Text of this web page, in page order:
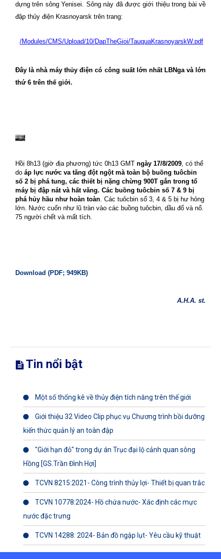
dựng trên sôngYenisei. Sông này đã được giới thiệu trong bài về
đập thủy điện Krasnoyarsk trên trang:
/Modules/CMS/Upload/10/DapTheGioi/TauquaKrasnoyarskW.pdf
Đây là nhà máy thủy điện có công suất lớn nhất LBNga và lớn
thứ 6 trên thế giới.
Hồi 8h13 (giờ địa phương) tức 0h13 GMT ngày 17/8/2009, có thể
do áp lực nước va tăng đột ngột mà toàn bộ buồng tuôcbin
số 2 bị phá tung, các thiết bị nặng chừng 900T gắn trong tổ
máy bị đập nát và hất văng. Các buồng tuôcbin số 7 & 9 bị
phá hủy hầu như hoàn toàn. Các tuôcbin số 3, 4 & 5 bị hư hỏng
lớn. Nước cuốn như lũ tràn vào các buồng tuôcbin, dầu đổ và nổ.
75 người chết và mất tích.
Download (PDF; 949KB)
A.H.A. st.
Tin nổi bật
Một số thống kê về thủy điện tích năng trên thế giới
Giới thiệu 32 Video Clip phục vụ Chương trình bồi dưỡng
kiến thức quản lý an toàn đập
"Giới hạn đỏ" trong dự án Trục đại lộ cảnh quan sông
Hồng [GS.Trần Đình Hợi]
TCVN 8215:2021- Công trình thủy lợi- Thiết bị quan trắc
TCVN 10778:2024- Hồ chứa nước- Xác định các mực
nước đặc trưng
TCVN 14288: 2024- Bản đồ ngập lụt- Yêu cầu kỹ thuật